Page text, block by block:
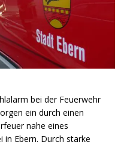
bei der Feuerwehr
ein durch einen
nahe eines
in Ebern. Durch starke